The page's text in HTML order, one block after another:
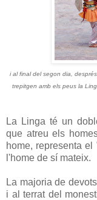
i al final del segon dia, després
trepitgen amb els peus la L
La Linga té un
que atreu els
home, representa
l'home de sí mateix.
La majoria de
i al terrat del